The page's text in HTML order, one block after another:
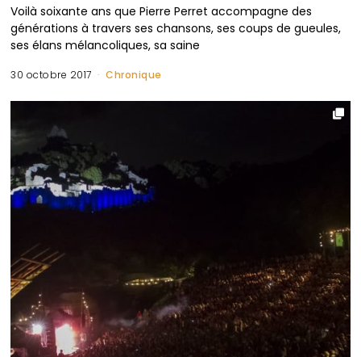
Voilà soixante ans que Pierre Perret accompagne des
générations à travers ses chansons, ses coups de gueules,
ses élans mélancoliques, sa saine
30 octobre 2017 Chronique